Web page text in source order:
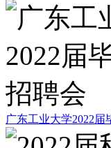
广东工业大学2022届